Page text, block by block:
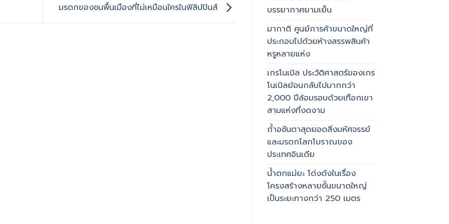
มรดกของชนพื้นเมืองที่ไม่เหมือนใครในฟิลิปปินส์
บรรยากาศยามเย็น
มากาติ ศูนย์การค้าขนาดใหญ่ที่
ประกอบไปด้วยห้างสรรพสินค้า
หรูหลายแห่ง
เกรโนเบิล ประวัติศาสตร์ของเกร
โนเบิลย้อนกลับไปมากกว่า
2,000 ปีล้อมรอบด้วยเทือกเขา
สามแห่งที่งดงาม
ถ้ำอชันตาสุดยอดสิ่งมหัศจรรย์
และมรดกโลกโบราณของ
ประเทศอินเดีย
น้ำตกแม่ยะ โด่งดังในเรื่อง
โครงสร้างหลายชั้นขนาดใหญ่
เป็นระยะทางกว่า 250 เมตร